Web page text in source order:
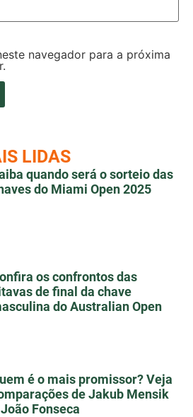
navegador para a próxima
LIDAS
quando será o sorteio das
do Miami Open 2025
os confrontos das
de final da chave
do Australian Open
é o mais promissor? Veja
de Jakub Mensik
Fonseca